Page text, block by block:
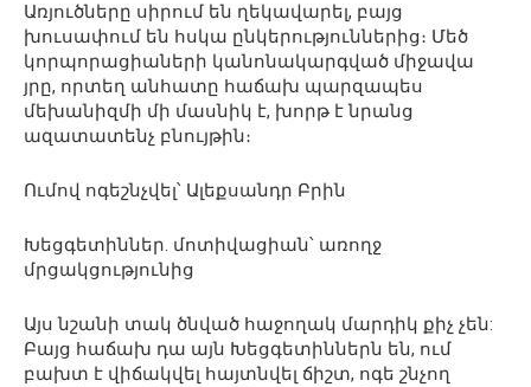
Առյուծները սիրում են ղեկավարել, բայց
խուսափում են հսկա ընկերություններից։ Մեծ
կորպորացիաների կանոնակարգված միջավա
յրը, որտեղ անհատը հաճախ պարզապես
մեխանիզմի մի մասնիկ է, խորթ է նրանց
ազատատենչ բնույթին։
Ումով ոգեշնչվել՝ Ալեքսանդր Բրին
Խեցգետիններ. մոտիվացիան՝ առողջ
մրցակցությունից
Այս նշանի տակ ծնված հաջողակ մարդիկ քիչ չեն:
Բայց հաճախ դա այն Խեցգետիններն են, ում
բախտ է վիճակվել հայտնվել ճիշտ, ոգե շնչող